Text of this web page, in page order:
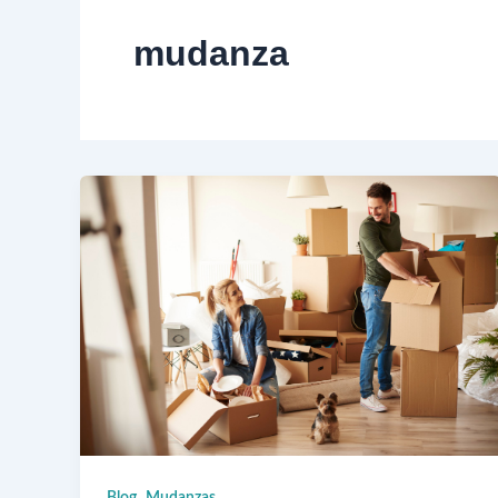
mudanza